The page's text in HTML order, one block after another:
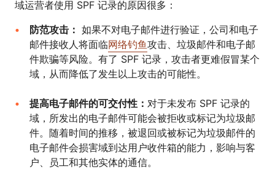
域运营者使用 SPF 记录的原因很多：
防范攻击： 如果不对电子邮件进行验证，公司和电子
邮件接收人将面临网络钓鱼攻击、垃圾邮件和电子邮
件欺骗等风险。有了 SPF 记录，攻击者更难假冒某个
域，从而降低了发生以上攻击的可能性。
提高电子邮件的可交付性： 对于未发布 SPF 记录的
域，所发出的电子邮件可能会被拒收或标记为垃圾邮
件。随着时间的推移，被退回或被标记为垃圾邮件的
电子邮件会损害域到达用户收件箱的能力，影响与客
户、员工和其他实体的通信。